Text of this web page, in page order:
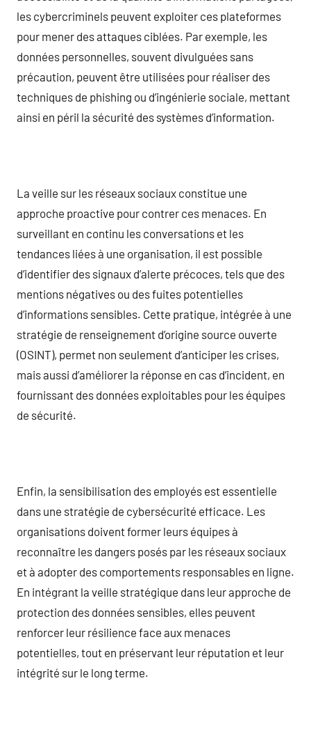
les cybercriminels peuvent exploiter ces plateformes
pour mener des attaques ciblées. Par exemple, les
données personnelles, souvent divulguées sans
précaution, peuvent être utilisées pour réaliser des
techniques de phishing ou d’ingénierie sociale, mettant
ainsi en péril la sécurité des systèmes d’information.
La veille sur les réseaux sociaux constitue une
approche proactive pour contrer ces menaces. En
surveillant en continu les conversations et les
tendances liées à une organisation, il est possible
d’identifier des signaux d’alerte précoces, tels que des
mentions négatives ou des fuites potentielles
d’informations sensibles. Cette pratique, intégrée à une
stratégie de renseignement d’origine source ouverte
(OSINT), permet non seulement d’anticiper les crises,
mais aussi d’améliorer la réponse en cas d’incident, en
fournissant des données exploitables pour les équipes
de sécurité.
Enfin, la sensibilisation des employés est essentielle
dans une stratégie de cybersécurité efficace. Les
organisations doivent former leurs équipes à
reconnaître les dangers posés par les réseaux sociaux
et à adopter des comportements responsables en ligne.
En intégrant la veille stratégique dans leur approche de
protection des données sensibles, elles peuvent
renforcer leur résilience face aux menaces
potentielles, tout en préservant leur réputation et leur
intégrité sur le long terme.